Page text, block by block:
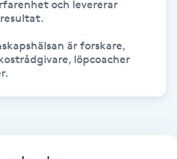
och levererar
är forskare,
löpcoacher